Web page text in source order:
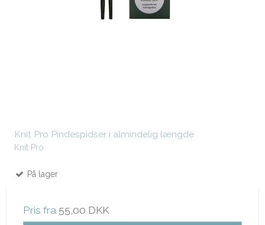
Knit Pro Pindespidser i almindelig længde
Knit Pro
På lager
Pris fra 55,00 DKK